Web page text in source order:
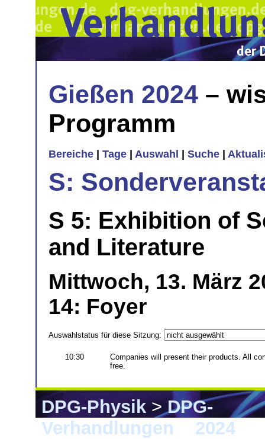
Gießen 2024 –
Programm
Bereiche Tage Auswahl Suche
S:
S 5: Exhibition of
and Literature
Mittwoch, 13. März
14: Foyer
Auswahlstatus für diese Sitzung:
10:30
Companies will present their products. All
free.
DPG-Physik>DPG-
Verhandlungen
2024